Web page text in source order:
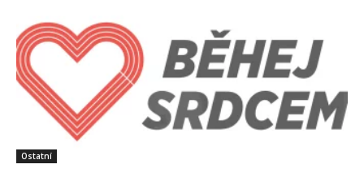
Ostatní